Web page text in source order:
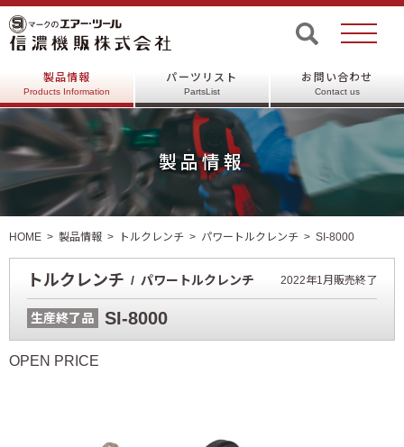
製品情報
Products Information
パーツリスト
PartsList
お問い合わせ
Contact us
製品情報
HOME 製品情報 トルクレンチ パワートルクレンチ SI-8000
トルクレンチ パワートルクレンチ 2022年1月販売終了
生産終了品 SI-8000
OPEN PRICE